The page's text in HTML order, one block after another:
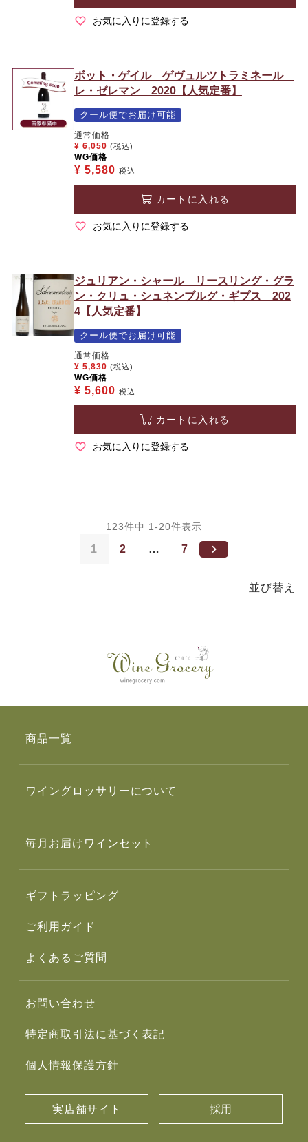
お気に入りに登録する
ボット・ゲイル ゲヴュルツトラミネール
レ・ゼレマン 2020【人気定番】
クール便でお届け可能
通常価格
¥ 6,050 (税込)
WG価格
¥ 5,580 税込
カートに入れる
お気に入りに登録する
ジュリアン・シャール リースリング・グラ
ン・クリュ・シュネンブルグ・ギプス 202
4【人気定番】
クール便でお届け可能
通常価格
¥ 5,830 (税込)
WG価格
¥ 5,600 税込
カートに入れる
お気に入りに登録する
並び替え
123件中 1 -20件表示
1 2 … 7
商品一覧
ワイングロッサリーについて
毎月お届けワインセット
ギフトラッピング
ご利用ガイド
よくあるご質問
お問い合わせ
特定商取引法に基づく表記
個人情報保護方針
実店舗サイト 採用